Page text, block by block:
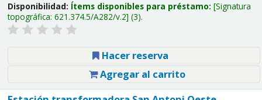
Disponibilidad: Ítems disponibles para préstamo: Signatura
topográfica: 621.374.5/A282/v.2 (3).
Hacer reserva
Agregar al carrito